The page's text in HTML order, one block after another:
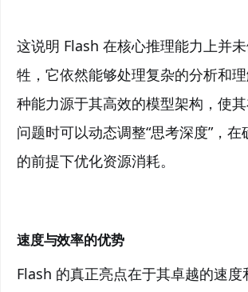
这说明 Flash 在核心推理能力上并
牲，它依然能够处理复杂的分析和
种能力源于其高效的模型架构，使
问题时可以动态调整“思考深度”，在
的前提下优化资源消耗。
速度与效率的优势
Flash 的真正亮点在于其卓越的速度